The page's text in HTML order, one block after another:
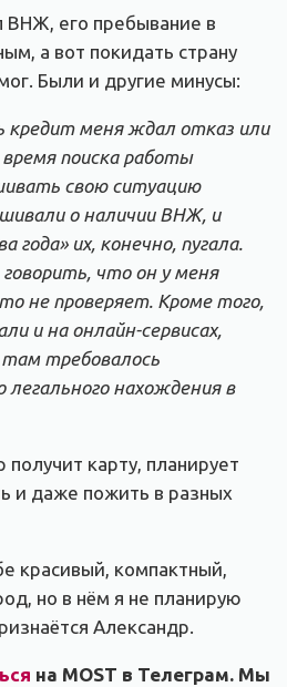
ВНЖ, его пребывание в
а вот покидать страну
Были и другие минусы:
меня ждал отказ или
поиска работы
свою ситуацию
о наличии ВНЖ, и
года» их, конечно, пугала.
что он у меня
не проверяет. Кроме того,
и на онлайн-сервисах,
требовалось
нахождения в
карту, планирует
и даже пожить в разных
красивый, компактный,
но в нём я не планирую
Александр.
на MOST в Телеграм. Мы